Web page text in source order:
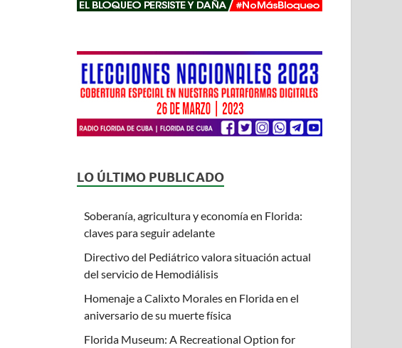
LO ÚLTIMO PUBLICADO
Soberanía, agricultura y economía en Florida:
claves para seguir adelante
Directivo del Pediátrico valora situación actual
del servicio de Hemodiálisis
Homenaje a Calixto Morales en Florida en el
aniversario de su muerte física
Florida Museum: A Recreational Option for